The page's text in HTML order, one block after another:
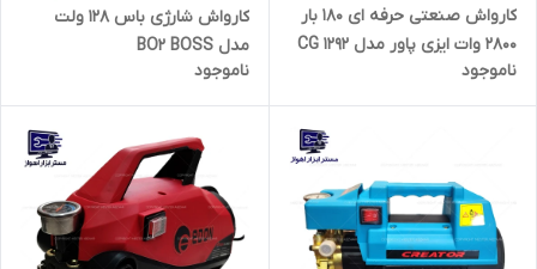
کارواش صنعتی حرفه ای 180 بار
2800 وات ایزی پاور مدل CG 1292
ناموجود
کارواش شارژی باس 128 ولت
مدل BO2 BOSS
ناموجود